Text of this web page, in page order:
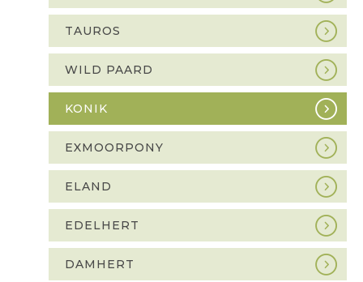
TAUROS
WILD PAARD
KONIK
EXMOORPONY
ELAND
EDELHERT
DAMHERT